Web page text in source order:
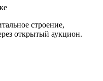
строение,
открытый аукцион.